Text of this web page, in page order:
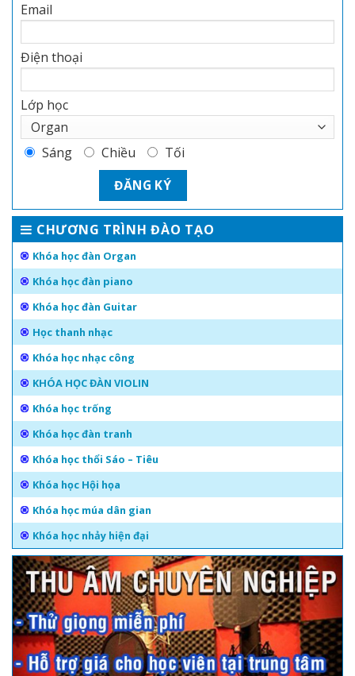
Email
Điện thoại
Lớp học
Sáng Chiều Tối
CHƯƠNG TRÌNH ĐÀO TẠO
Khóa học đàn Organ
Khóa học đàn piano
Khóa học đàn Guitar
Học thanh nhạc
Khóa học nhạc công
KHÓA HỌC ĐÀN VIOLIN
Khóa học trống
Khóa học đàn tranh
Khóa học thổi Sáo – Tiêu
Khóa học Hội họa
Khóa học múa dân gian
Khóa học nhảy hiện đại